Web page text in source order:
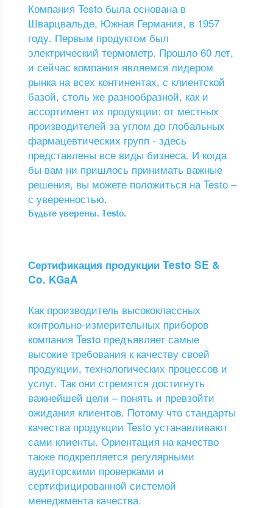
Компания Testo была основана в
Шварцвальде, Южная Германия, в 1957
году. Первым продуктом был
электрический термометр. Прошло 60 лет,
и сейчас компания являемся лидером
рынка на всех континентах, с клиентской
базой, столь же разнообразной, как и
ассортимент их продукции: от местных
производителей за углом до глобальных
фармацевтических групп - здесь
представлены все виды бизнеса. И когда
бы вам ни пришлось принимать важные
решения, вы можете положиться на Testo –
с уверенностью.
Будьте уверены. Testo.
Сертификация продукции Testo SE &
Co. KGaA
Как производитель высококлассных
контрольно-измерительных приборов
компания Testo предъявляет самые
высокие требования к качеству своей
продукции, технологических процессов и
услуг. Так они стремятся достигнуть
важнейшей цели – понять и превзойти
ожидания клиентов. Потому что стандарты
качества продукции Testo устанавливают
сами клиенты. Ориентация на качество
также подкрепляется регулярными
аудиторскими проверками и
сертифицированной системой
менеджмента качества.